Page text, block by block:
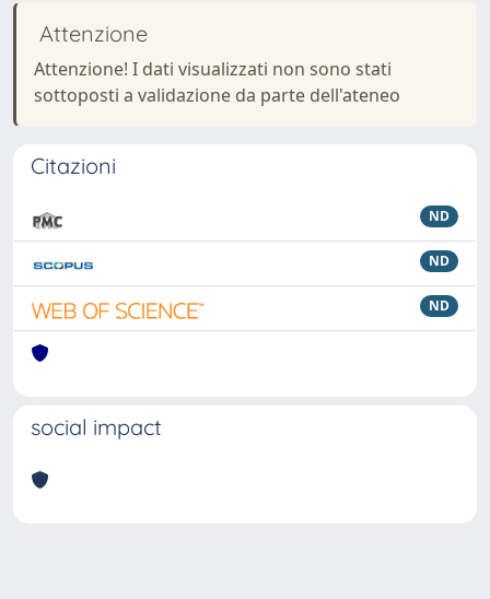
Attenzione
Attenzione! I dati visualizzati non sono stati
sottoposti a validazione da parte dell'ateneo
Citazioni
ND
ND
ND
social impact